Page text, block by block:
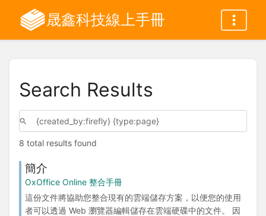
晟鑫科技線上手冊
Search Results
8 total results found
簡介
OxOffice Online 整合手冊
這份文件將協助您整合現有的雲端儲存方案，以便您的使用
者可以透過 Web 瀏覽器編輯儲存在雲端硬碟中的文件。 因